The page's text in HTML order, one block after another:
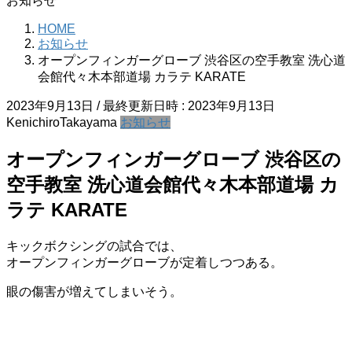
HOME
お知らせ
オープンフィンガーグローブ 渋谷区の空手教室 洗心道
会館代々木本部道場 カラテ KARATE
2023年9月13日 / 最終更新日時 : 2023年9月13日
KenichiroTakayama お知らせ
オープンフィンガーグローブ 渋谷区の
空手教室 洗心道会館代々木本部道場 カ
ラテ KARATE
キックボクシングの試合では、
オープンフィンガーグローブが定着しつつある。
眼の傷害が増えてしまいそう。